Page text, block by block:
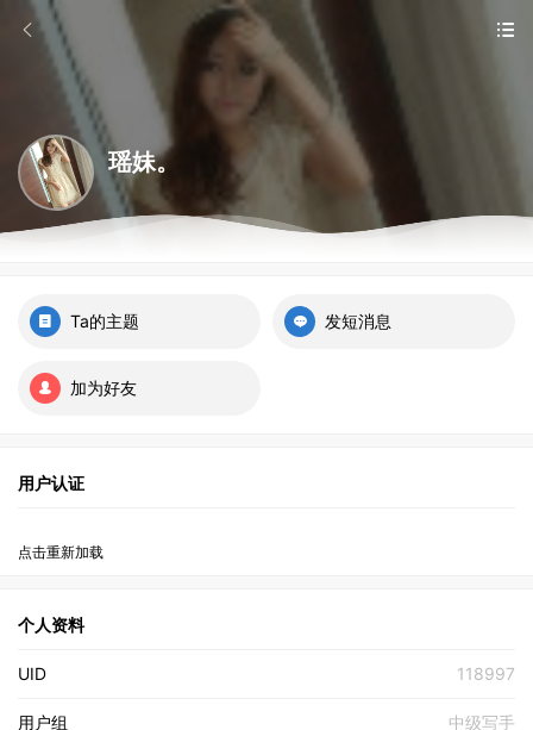
瑶妹。
Ta的主题 发短消息
加为好友
用户认证
点击重新加载
个人资料
UID 118997
用户组 中级写手